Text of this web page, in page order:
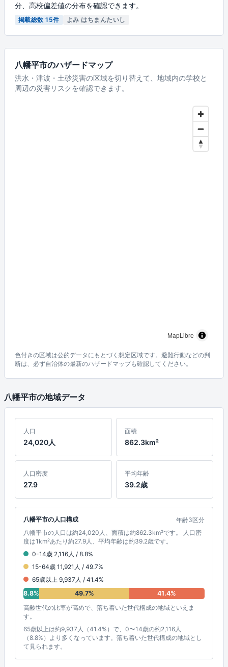
分、高校偏差値の分布を確認できます。
掲載総数 15件 よみ はちまんたいし
八幡平市のハザードマップ
洪水・津波・土砂災害の区域を切り替えて、地域内の学校と
周辺の災害リスクを確認できます。
MapLibre
色付きの区域は公的データにもとづく想定区域です。避難行動などの判
断は、必ず自治体の最新のハザードマップも確認してください。
八幡平市の地域データ
人口
24,020人
面積
862.3km²
人口密度
27.9
平均年齢
39.2歳
八幡平市の人口構成
年齢3区分
八幡平市の人口は約24,020人、面積は約862.3km²です。 人口密
度は1km²あたり約27.9人、平均年齢は約39.2歳です。
0-14歳 2,116人 / 8.8%
15-64歳 11,921人 / 49.7%
65歳以上 9,937人 / 41.4%
8.8%
49.7%
41.4%
高齢世代の比率が高めで、落ち着いた世代構成の地域といえま
す。
65歳以上は約9,937人（41.4%）で、0〜14歳の約2,116人
（8.8%）より多くなっています。落ち着いた世代構成の地域とし
て見られます。